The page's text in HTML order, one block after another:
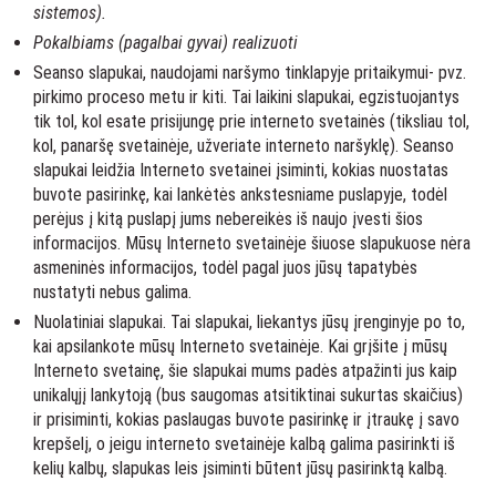
sistemos).
Pokalbiams (pagalbai gyvai) realizuoti
Seanso slapukai, naudojami naršymo tinklapyje pritaikymui- pvz.
pirkimo proceso metu ir kiti. Tai laikini slapukai, egzistuojantys
tik tol, kol esate prisijungę prie interneto svetainės (tiksliau tol,
kol, panaršę svetainėje, užveriate interneto naršyklę). Seanso
slapukai leidžia Interneto svetainei įsiminti, kokias nuostatas
buvote pasirinkę, kai lankėtės ankstesniame puslapyje, todėl
perėjus į kitą puslapį jums nebereikės iš naujo įvesti šios
informacijos. Mūsų Interneto svetainėje šiuose slapukuose nėra
asmeninės informacijos, todėl pagal juos jūsų tapatybės
nustatyti nebus galima.
Nuolatiniai slapukai. Tai slapukai, liekantys jūsų įrenginyje po to,
kai apsilankote mūsų Interneto svetainėje. Kai grįšite į mūsų
Interneto svetainę, šie slapukai mums padės atpažinti jus kaip
unikalųjį lankytoją (bus saugomas atsitiktinai sukurtas skaičius)
ir prisiminti, kokias paslaugas buvote pasirinkę ir įtraukę į savo
krepšelį, o jeigu interneto svetainėje kalbą galima pasirinkti iš
kelių kalbų, slapukas leis įsiminti būtent jūsų pasirinktą kalbą.